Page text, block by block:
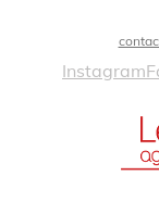
Instagram